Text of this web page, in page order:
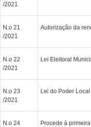
/2021
N.o 21
/2021
Autorização da
N.o 22
/2021
Lei Eleitoral
N.o 23
/2021
Lei do Poder
N.o 24
Procede à